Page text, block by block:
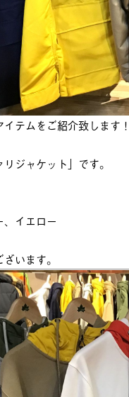
テムをご紹介致します！
ジャケット」です。
イエロー
います。